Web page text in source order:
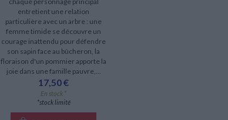
entretient une relation
particulière avec un arbre : une
femme timide se découvre un
courage inattendu pour défendre
son sapin face au bûcheron, la
floraison d'un pommier apporte la
joie dans une famille pauvre,...
17,50 €
En stock *
*stock limité